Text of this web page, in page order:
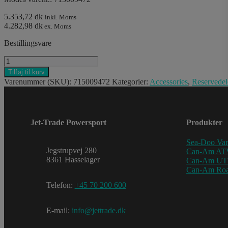
5.353,72 dk inkl. Moms
4.282,98 dk ex. Moms
Bestillingsvare
BOX_STORAGE
REAR
KIT
LINQ
Tilføj til kurv
Varenummer (SKU): 715009472 Kategorier: Accessories,
Jet-Trade Powersport
Jegstrupvej 280
8361 Hasselager
Telefon: +45 70 200 600
E-mail: info@jettrade.dk
Produkter
Sea-Doo
Can-Am
Can-Am
Can-Am